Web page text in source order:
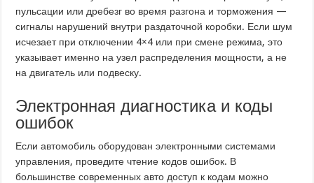
пульсации или дребезг во время разгона и торможения —
сигналы нарушений внутри раздаточной коробки. Если шум
исчезает при отключении 4×4 или при смене режима, это
указывает именно на узел распределения мощности, а не
на двигатель или подвеску.
Электронная диагностика и коды
ошибок
Если автомобиль оборудован электронными системами
управления, проведите чтение кодов ошибок. В
большинстве современных авто доступ к кодам можно